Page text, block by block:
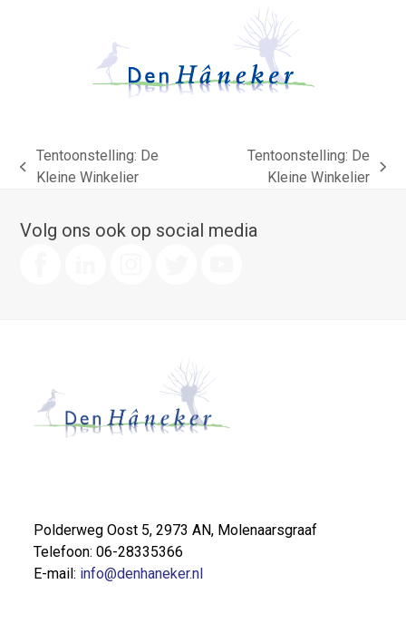
previous
Tentoonstelling: De
Kleine Winkelier
Tentoonstelling: De
Kleine Winkelier
Volg ons ook op social media
Polderweg Oost 5, 2973 AN, Molenaarsgraaf
Telefoon: 06-28335366
E-mail: info@denhaneker.nl